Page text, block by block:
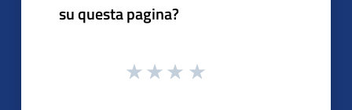
su questa pagina?